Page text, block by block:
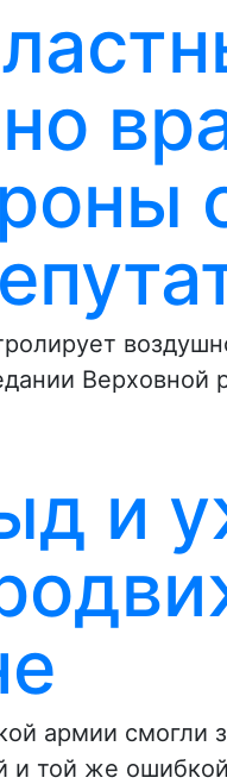
Верховной
и
армии
и той же